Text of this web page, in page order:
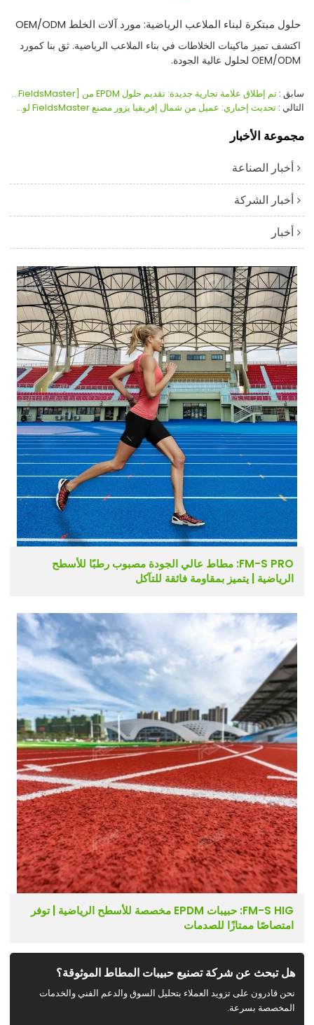
حلول مبتكرة لبناء الملاعب الرياضية: مورد آلات الخلط OEM/ODM
اكتشف تميز ماكينات الخلاطات في بناء الملاعب الرياضية. ثق بنا كمورد
OEM/ODM لحلول عالية الجودة.
سابق
تم إطلاق علامة تجارية جديدة: تقديم حلول EPDM من [FieldsMaster] للتميز في تغطية الأرض!
التالي
تحديث إخباري: عميل من شمال إفريقيا يزور مصنع FieldsMaster لوضع اللمسات الأخيرة على تفاصيل المشروع مع حبيبات EPDM
مجموعة الأخبار
أخبار الصناعة
أخبار الشركة
أخبار
FM-S PRO: مطاط عالي الجودة مصبوب رطبًا للأسطح
الرياضية | يتميز بمقاومة فائقة للتآكل
FM-S HIG: حبيبات EPDM مخصصة للأسطح الرياضية | توفر
امتصاصًا ممتازًا للصدمات
هل تبحث عن شركة تصنيع حبيبات المطاط الموثوقة؟
نحن قادرون على تزويد العملاء بتحليل السوق والدعم الفني والخدمات
المخصصة بسرعة.